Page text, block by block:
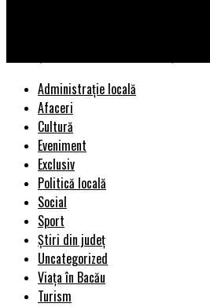
Administrație locală
Afaceri
Cultură
Eveniment
Exclusiv
Politică locală
Social
Sport
Știri din județ
Uncategorized
Viața în Bacău
Turism